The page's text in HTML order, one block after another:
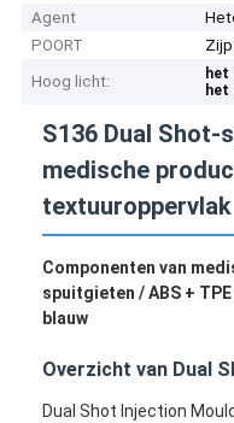
Agent
POORT
Hoog licht:
het
het
S136 Dual
medische
textuuroppervlak
Componenten van
spuitgieten / ABS +
blauw
Overzicht van Dual
Dual Shot Injection